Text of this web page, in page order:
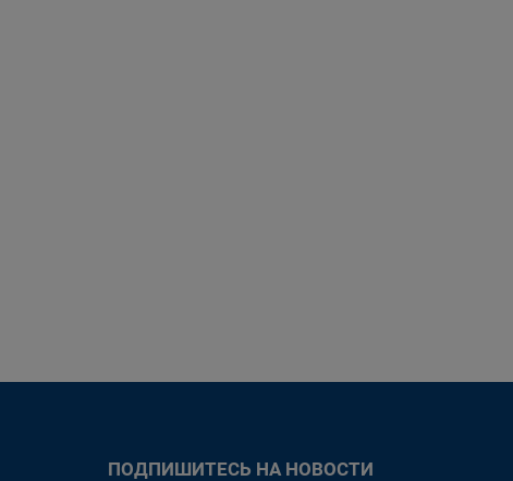
ПОДПИШИТЕСЬ НА НОВОСТИ